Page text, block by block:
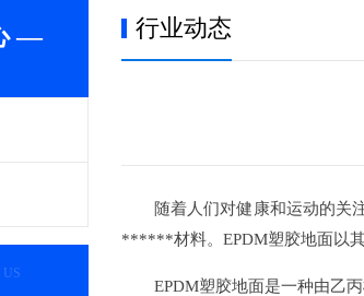
—
US
行业动态
随着人们对健康和运动的关注
******材料。EPDM塑胶地面以
EPDM塑胶地面是一种由乙丙